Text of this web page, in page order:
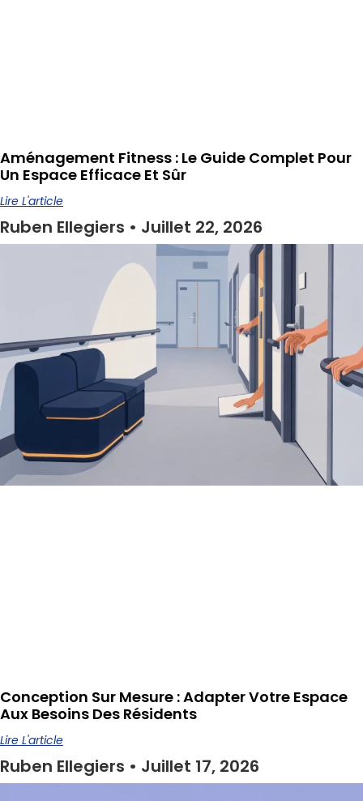
Aménagement Fitness : Le Guide Complet Pour
Un Espace Efficace Et Sûr
Lire L'article
Ruben Ellegiers Juillet 22, 2026
Conception Sur Mesure : Adapter Votre Espace
Aux Besoins Des Résidents
Lire L'article
Ruben Ellegiers Juillet 17, 2026